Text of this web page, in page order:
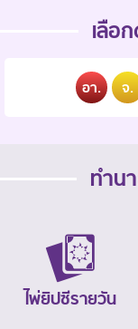
เลือ
อา. จ.
ทำน
ไพ่ยิปซีรายวัน